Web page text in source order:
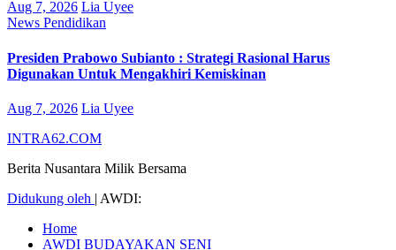
Aug 7, 2026 Lia Uyee
News Pendidikan
Presiden Prabowo Subianto : Strategi Rasional Harus
Digunakan Untuk Mengakhiri Kemiskinan
Aug 7, 2026 Lia Uyee
INTRA62.COM
Berita Nusantara Milik Bersama
Didukung oleh | AWDI:
Home
AWDI BUDAYAKAN SENI